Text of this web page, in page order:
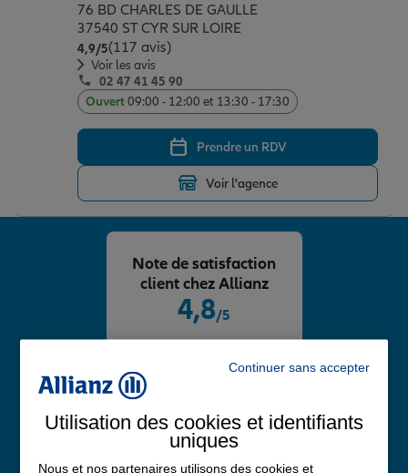
76 BD CHARLES DE GAULLE
37540 ST CYR SUR LOIRE
4,9/5Note de 4.9 sur 5
(117 avis)
Voir les avis
02 47 41 45 90
Ouvert09:00 - 12:00 et 13:30 - 17:30
Prendre un RDV
Voir l'agence
4,8/5
Note de satisfaction
client chez Allianz
Continuer sans accepter
Utilisation des cookies et identifiants
uniques
Nous et nos partenaires utilisons des cookies et